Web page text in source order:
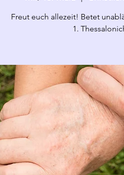
Freut euch allezeit! Betet
1.